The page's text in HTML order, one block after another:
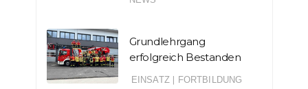
Grundlehrgang
erfolgreich Bestanden
EINSATZ FORTBILDUNG